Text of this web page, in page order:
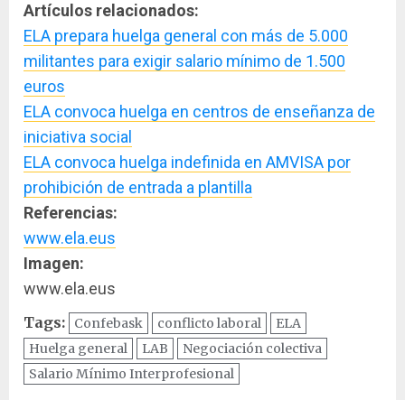
Artículos relacionados:
ELA prepara huelga general con más de 5.000
militantes para exigir salario mínimo de 1.500
euros
ELA convoca huelga en centros de enseñanza de
iniciativa social
ELA convoca huelga indefinida en AMVISA por
prohibición de entrada a plantilla
Referencias:
www.ela.eus
Imagen:
www.ela.eus
Tags: Confebask conflicto laboral
ELA
Huelga general
LAB
Negociación colectiva
Salario Mínimo Interprofesional